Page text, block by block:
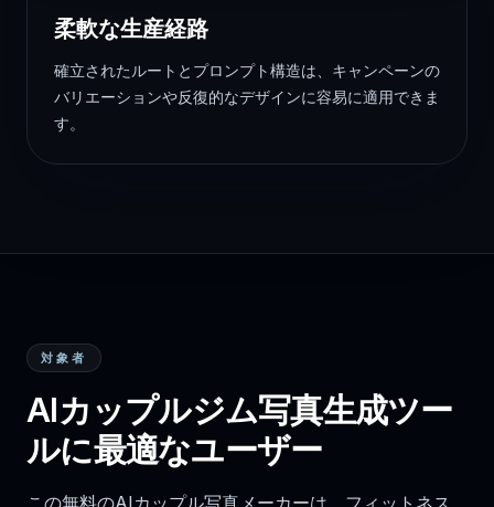
柔軟な生産経路
確立されたルートとプロンプト構造は、キャンペーンの
バリエーションや反復的なデザインに容易に適用できま
す。
対象者
AIカップルジム写真生成ツー
ルに最適なユーザー